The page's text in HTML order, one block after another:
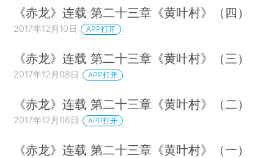
《赤龙》连载 第二十三章《黄叶村》（四）
2017年12月10日 APP打开
《赤龙》连载 第二十三章《黄叶村》（三）
2017年12月08日 APP打开
《赤龙》连载 第二十三章《黄叶村》（二）
2017年12月06日 APP打开
《赤龙》连载 第二十三章《黄叶村》（一）